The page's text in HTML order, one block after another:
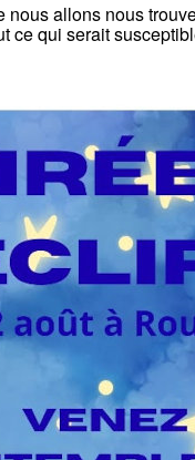
nous allons nous
qui serait